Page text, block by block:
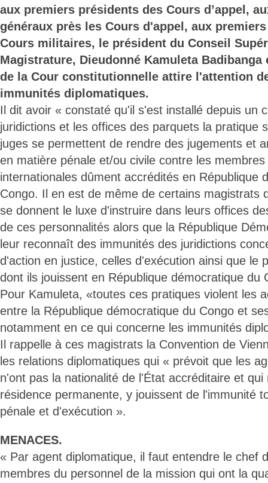
aux premiers présidents des Cours d’appel,
généraux près les Cours d'appel, aux
Cours militaires, le président du Conseil
Magistrature, Dieudonné Kamuleta Badibanga
de la Cour constitutionnelle attire l'attention
immunités diplomatiques.
Il dit avoir « constaté qu'il s'est installé depuis un
juridictions et les offices des parquets la pratique
juges se permettent de rendre des jugements et
en matière pénale et/ou civile contre les
internationales dûment accrédités en République
Congo. Il en est de même de certains magistrats
se donnent le luxe d'instruire dans leurs offices
de ces personnalités alors que la République
leur reconnaît des immunités des juridictions
d'action en justice, celles d'exécution ainsi que le
dont ils jouissent en République démocratique du
Pour Kamuleta, «toutes ces pratiques violent les
entre la République démocratique du Congo et
notamment en ce qui concerne les immunités
Il rappelle à ces magistrats la Convention de
les relations diplomatiques qui « prévoit que les
n'ont pas la nationalité de l'État accréditaire et
résidence permanente, y jouissent de l'immunité
pénale et d'exécution ».
MENACES.
« Par agent diplomatique, il faut entendre le chef
membres du personnel de la mission qui ont la